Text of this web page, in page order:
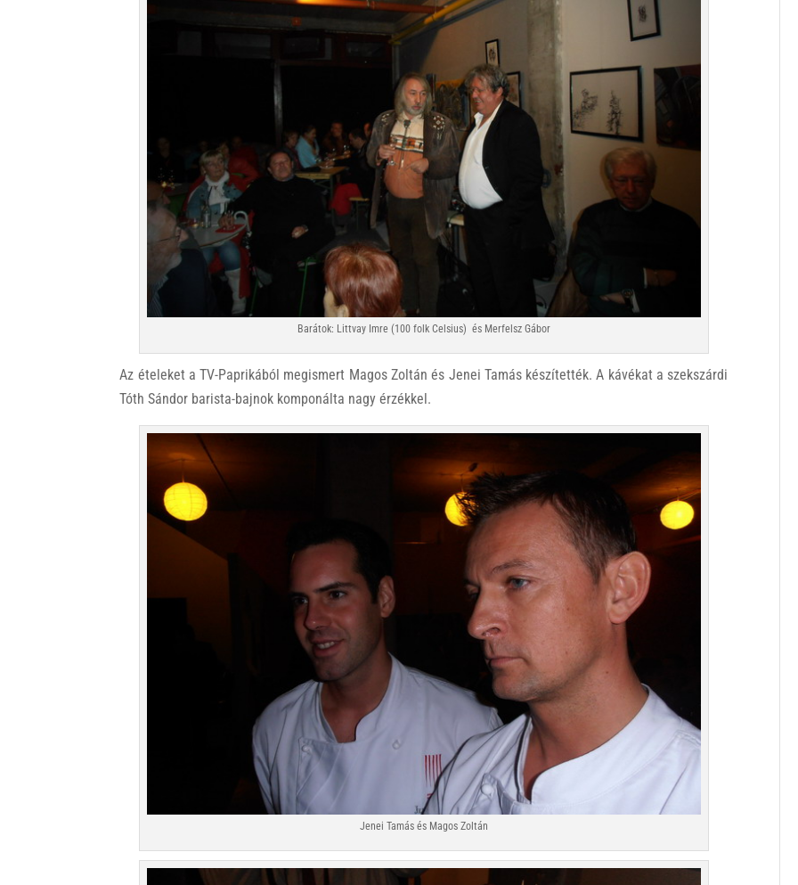
Barátok: Littvay Imre (100 folk Celsius) és Merfelsz Gábor
Az ételeket a TV-Paprikából megismert Magos Zoltán és Jenei Tamás készítették. A kávékat a szekszárdi
Tóth Sándor barista-bajnok komponálta nagy érzékkel.
Jenei Tamás és Magos Zoltán